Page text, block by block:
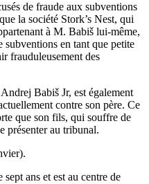
de fraude aux subventions
la société Stork’s Nest, qui
à M. Babiš lui-même,
subventions en tant que petite
frauduleusement des
Babiš Jr, est également
contre son père. Ce
que son fils, qui souffre de
présenter au tribunal.
ans et est au centre de